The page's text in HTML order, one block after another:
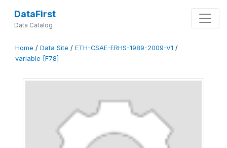
DataFirst
Data Catalog
Home / Data Site / ETH-CSAE-ERHS-1989-2009-V1 /
variable [F78]